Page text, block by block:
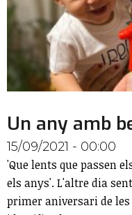
Un any amb
15/09/2021 - 00:00
'Que lents que passen
els anys'. L'altre dia
primer aniversari de